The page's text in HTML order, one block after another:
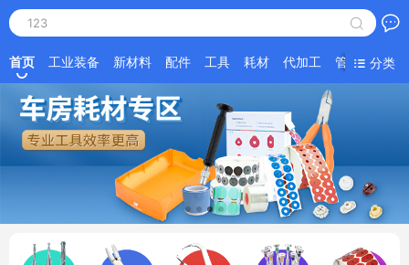
123
首页 工业装备 新材料 配件 工具 耗材 代加工 管理工具
分类